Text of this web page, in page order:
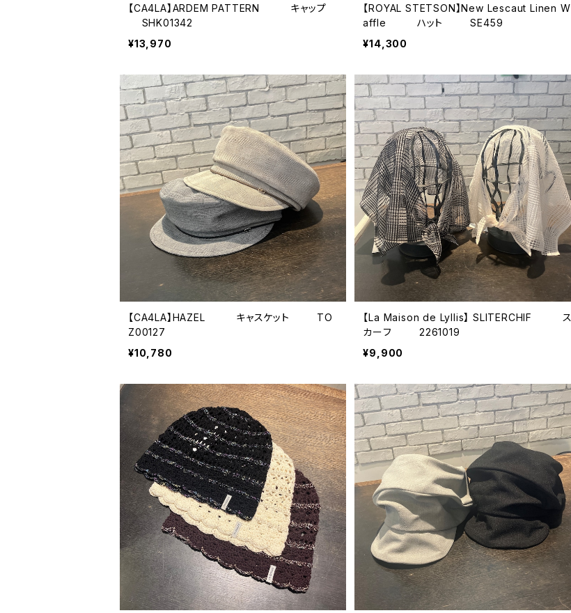
【CA4LA】ARDEM PATTERN キャップ
SHK01342
¥13,970
【ROYAL STETSON】New Lescaut Linen W
affle ハット SE459
¥14,300
【CA4LA】HAZEL キャスケット TO
Z00127
¥10,780
【La Maison de Lyllis】 SLITERCHIF ス
カーフ 2261019
¥9,900